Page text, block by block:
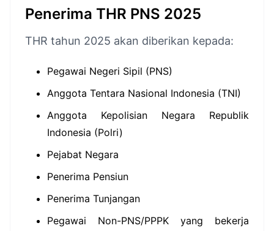
Penerima THR PNS 2025
THR tahun 2025 akan diberikan kepada:
Pegawai Negeri Sipil (PNS)
Anggota Tentara Nasional Indonesia (TNI)
Anggota Kepolisian Negara Republik
Indonesia (Polri)
Pejabat Negara
Penerima Pensiun
Penerima Tunjangan
Pegawai Non-PNS/PPPK yang bekerja